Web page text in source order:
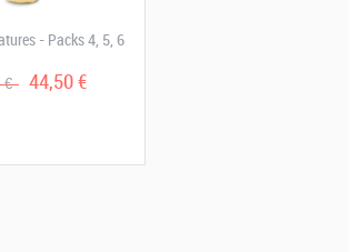
- Packs 4, 5, 6
€ 44,50 €